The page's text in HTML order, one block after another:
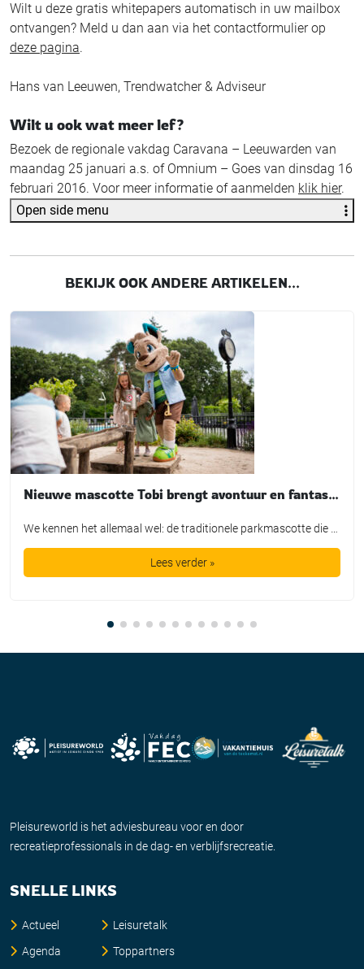
Wilt u deze gratis whitepapers automatisch in uw mailbox
ontvangen? Meld u dan aan via het contactformulier op
deze pagina.
Hans van Leeuwen, Trendwatcher & Adviseur
Wilt u ook wat meer lef?
Bezoek de regionale vakdag Caravana – Leeuwarden van
maandag 25 januari a.s. of Omnium – Goes van dinsdag 16
februari 2016. Voor meer informatie of aanmelden klik hier.
Open side menu
BEKIJK OOK ANDERE ARTIKELEN...
Nieuwe mascotte Tobi brengt avontuur en fantasie tot leven bij TopParken
Lees verder »
Pleisureworld is het adviesbureau voor en door
recreatieprofessionals in de dag- en verblijfsrecreatie.
SNELLE LINKS
Actueel
Agenda
Leisuretalk
Toppartners